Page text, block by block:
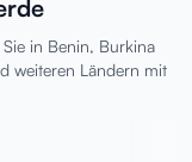
in Benin, Burkina
weiteren Ländern mit